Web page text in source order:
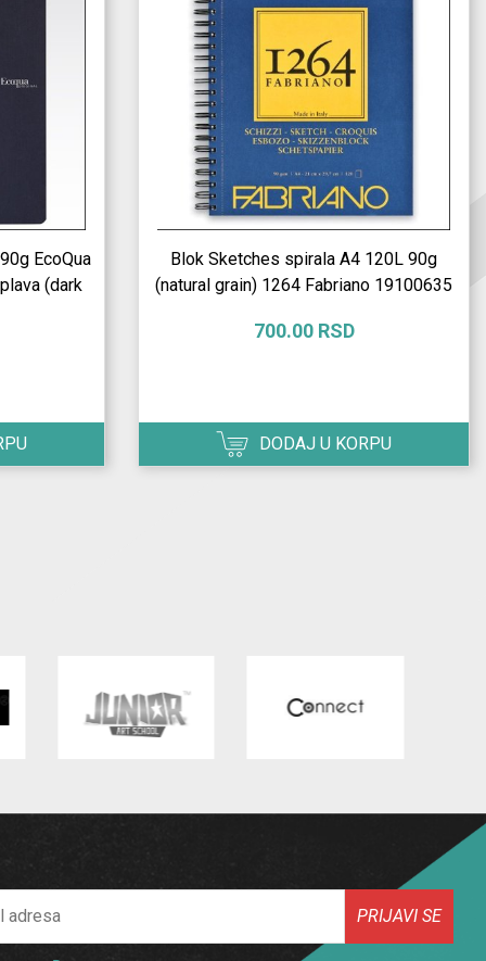
EcoQua
(dark
Blok Sketches spirala A4 120L 90g
(natural grain) 1264 Fabriano 19100635
700.00 RSD
DODAJ U KORPU
PRIJAVI SE